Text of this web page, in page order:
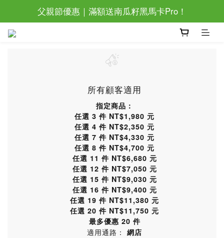
父親節優惠｜滿額送南瓜籽黑馬卡Pro！
父親節優惠｜滿額送南瓜籽黑馬卡Pro！
父親節優惠｜滿額送南瓜籽黑馬卡Pro！
所有顧客適用
指定商品：
任選 3 件 NT$1,980 元
任選 4 件 NT$2,350 元
任選 7 件 NT$4,330 元
任選 8 件 NT$4,700 元
任選 11 件 NT$6,680 元
任選 12 件 NT$7,050 元
任選 15 件 NT$9,030 元
任選 16 件 NT$9,400 元
任選 19 件 NT$11,380 元
任選 20 件 NT$11,750 元
最多優惠 20 件
適用通路： 網店